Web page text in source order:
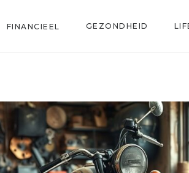
FINANCIEEL GEZONDHEID